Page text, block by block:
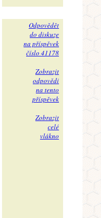
Odpovědět
do diskuze
na příspěvek
číslo 41178
Zobrazit
odpovědi
na tento
příspěvek
Zobrazit
celé
vlákno